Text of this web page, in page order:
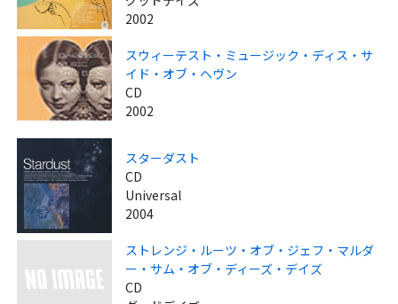
2002
スウィーテスト・ミュージック・ディス・サ
イド・オブ・ヘヴン
CD
2002
スターダスト
CD
Universal
2004
ストレンジ・ルーツ・オブ・ジェフ・マルダ
ー・サム・オブ・ディーズ・デイズ
CD